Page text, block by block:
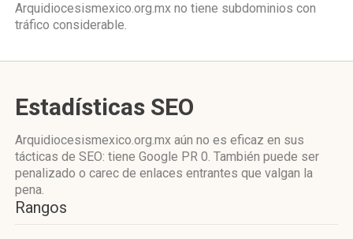
Arquidiocesismexico.org.mx no tiene subdominios con
tráfico considerable.
Estadísticas SEO
Arquidiocesismexico.org.mx aún no es eficaz en sus
tácticas de SEO: tiene Google PR 0. También puede ser
penalizado o carec de enlaces entrantes que valgan la
pena.
Rangos